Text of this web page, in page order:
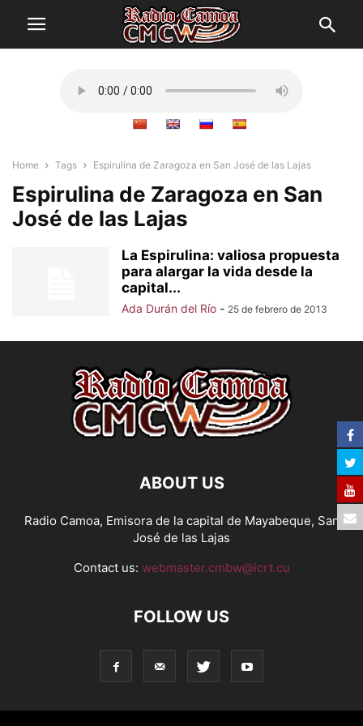
Home Tags Espirulina de Zaragoza en San José de las Lajas
Espirulina de Zaragoza en San
José de las Lajas
La Espirulina: valiosa propuesta
para alargar la vida desde la
capital...
Ada Durán del Río - 25 de febrero de 2013
ABOUT US
Radio Camoa, Emisora de la capital de Mayabeque, San
José de las Lajas
Contact us: webmaster.cmbw@icrt.cu
FOLLOW US